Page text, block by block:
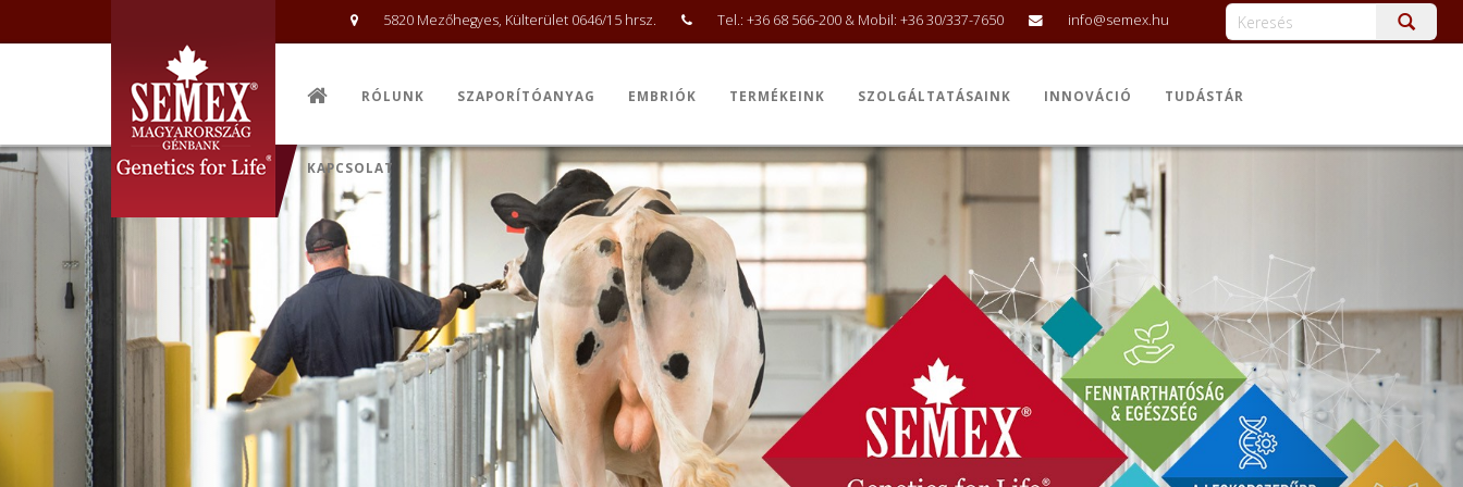
5820 Mezőhegyes, Külterület 0646/15 hrsz. Tel.: +36 68 566-200 & Mobil: +36 30/337-7650 info@semex.hu
RÓLUNK SZAPORÍTÓANYAG EMBRIÓK TERMÉKEINK SZOLGÁLTATÁSAINK INNOVÁCIÓ TUDÁSTÁR
KAPCSOLAT